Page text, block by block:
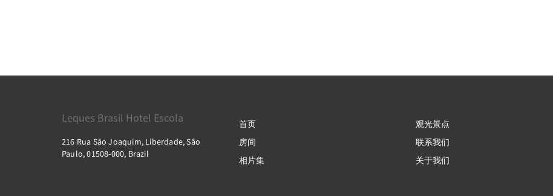
Leques Brasil Hotel Escola
216 Rua São Joaquim, Liberdade, São
Paulo, 01508-000, Brazil
首页
房间
相片集
观光景点
联系我们
关于我们